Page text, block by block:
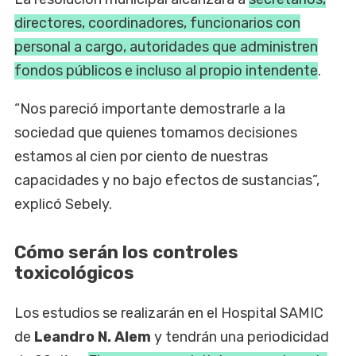
directores, coordinadores, funcionarios con
personal a cargo, autoridades que administren
fondos públicos e incluso al propio intendente.
“Nos pareció importante demostrarle a la
sociedad que quienes tomamos decisiones
estamos al cien por ciento de nuestras
capacidades y no bajo efectos de sustancias”,
explicó Sebely.
Cómo serán los controles
toxicológicos
Los estudios se realizarán en el Hospital SAMIC
de Leandro N. Alem y tendrán una periodicidad